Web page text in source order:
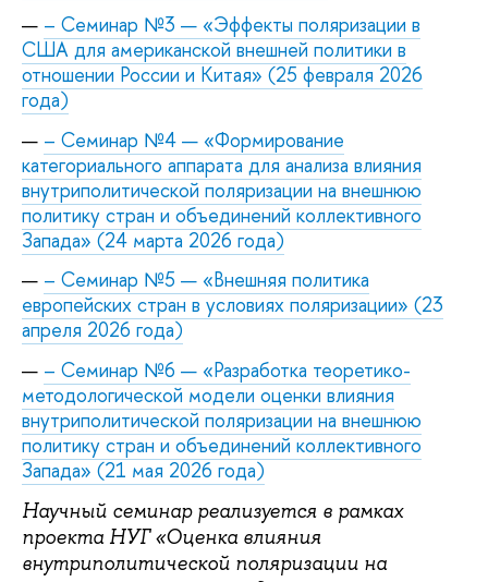
– Семинар №3 — «Эффекты поляризации в
США для американской внешней политики в
отношении России и Китая» (25 февраля 2026
года)
– Семинар №4 — «Формирование
категориального аппарата для анализа влияния
внутриполитической поляризации на внешнюю
политику стран и объединений коллективного
Запада» (24 марта 2026 года)
– Семинар №5 — «Внешняя политика
европейских стран в условиях поляризации» (23
апреля 2026 года)
– Семинар №6 — «Разработка теоретико-
методологической модели оценки влияния
внутриполитической поляризации на внешнюю
политику стран и объединений коллективного
Запада» (21 мая 2026 года)
Научный семинар реализуется в рамках
проекта НУГ «Оценка влияния
внутриполитической поляризации на